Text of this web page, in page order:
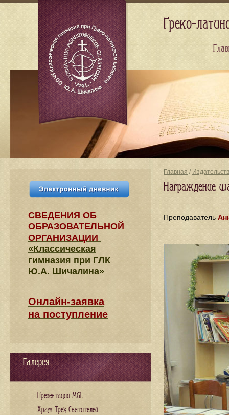
Главная /
Награждение
Преподаватель
СВЕДЕНИЯ​ ОБ
ОБРАЗОВАТЕЛЬНОЙ
ОРГАНИЗАЦИИ
«Классическая
гимназия при ГЛК
Ю.А. Шичалина»
Онлайн-заявка
на поступление
Галерея
Презентации MGL
Храм Трех Святителей
Греко-